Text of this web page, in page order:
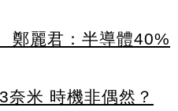
鄭麗君：半導體40%
奈米 時機非偶然？